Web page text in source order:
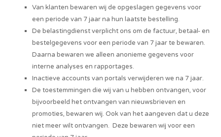
Van klanten bewaren wij de opgeslagen gegevens voor
een periode van 7 jaar na hun laatste bestelling.
De belastingdienst verplicht ons om de factuur, betaal- en
bestelgegevens voor een periode van 7 jaar te bewaren.
Daarna bewaren we alleen anonieme gegevens voor
interne analyses en rapportages.
Inactieve accounts van portals verwijderen we na 7 jaar.
De toestemmingen die wij van u hebben ontvangen, voor
bijvoorbeeld het ontvangen van nieuwsbrieven en
promoties, bewaren wij. Ook van het aangeven dat u deze
niet meer wilt ontvangen. Deze bewaren wij voor een